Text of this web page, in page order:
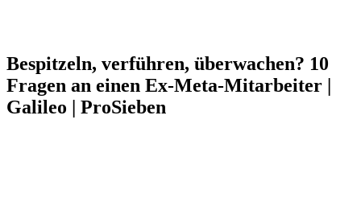
Bespitzeln, verführen, überwachen? 10
Fragen an einen Ex-Meta-Mitarbeiter |
Galileo | ProSieben